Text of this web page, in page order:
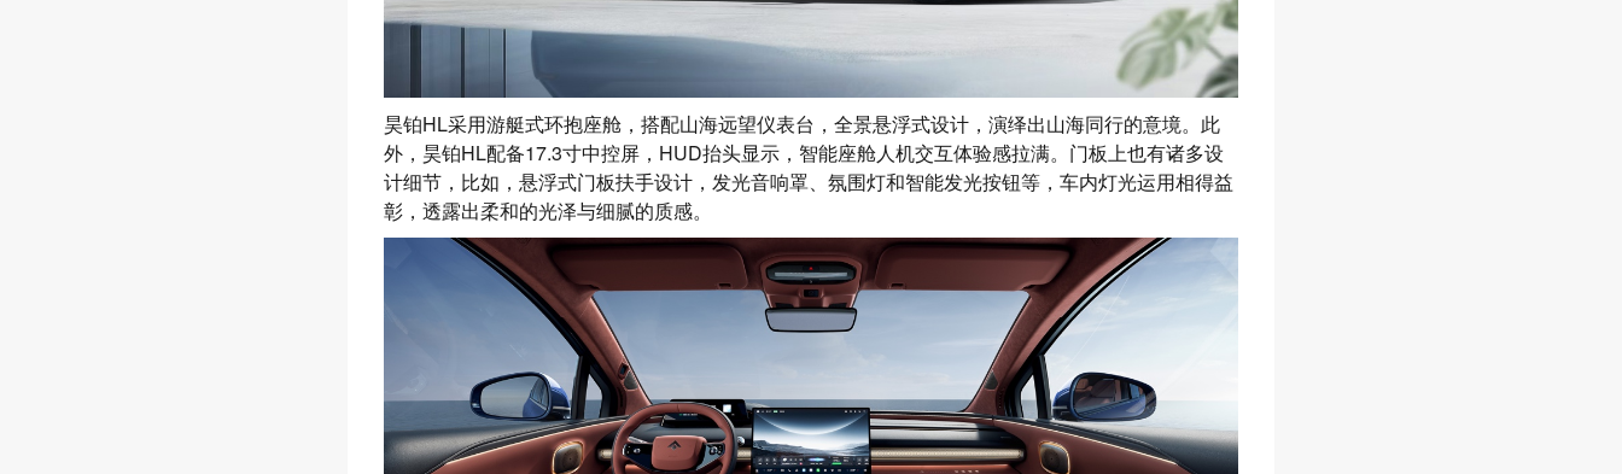
昊铂HL采用游艇式环抱座舱，搭配山海远望仪表台，全景悬浮式设计，演绎出山海同行的意境。此
外，昊铂HL配备17.3寸中控屏，HUD抬头显示，智能座舱人机交互体验感拉满。门板上也有诸多设
计细节，比如，悬浮式门板扶手设计，发光音响罩、氛围灯和智能发光按钮等，车内灯光运用相得益
彰，透露出柔和的光泽与细腻的质感。